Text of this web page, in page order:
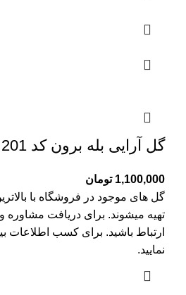
گل آرایی بله برون کد 201
1,100,000 تومان
گل های موجود در فروشگاه با
تهیه میشوند. برای دریافت مشاوره
ارتباط باشید. برای کسب اطلاعات
نمایید.